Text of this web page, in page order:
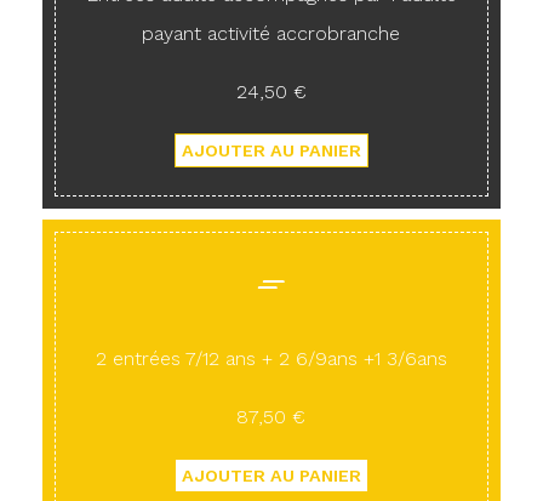
payant activité accrobranche
24,50 €
2 entrées 7/12 ans + 2 6/9ans +1 3/6ans
87,50 €